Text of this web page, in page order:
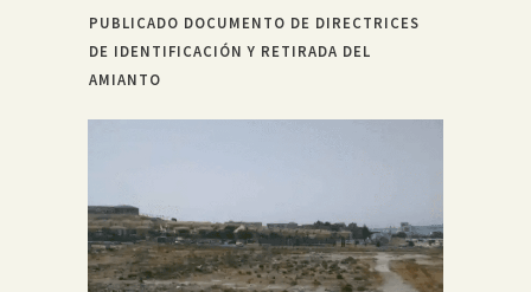
PUBLICADO DOCUMENTO DE DIRECTRICES
DE IDENTIFICACIÓN Y RETIRADA DEL
AMIANTO